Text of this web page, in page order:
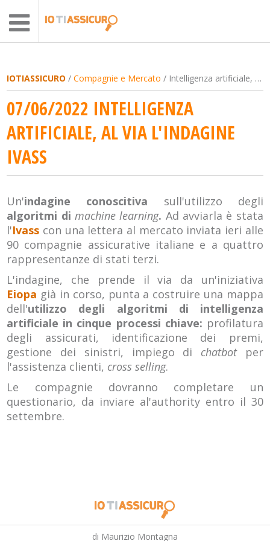
IOTIASSICURO /Compagnie e Mercato / Intelligenza artificiale, al via l'indagine Ivass
07/06/2022 INTELLIGENZA
ARTIFICIALE, AL VIA L'INDAGINE
IVASS
Un'indagine conoscitiva sull'utilizzo degli
algoritmi di machine learning. Ad avviarla è stata
l'Ivass con una lettera al mercato inviata ieri alle
90 compagnie assicurative italiane e a quattro
rappresentanze di stati terzi.
L'indagine, che prende il via da un'iniziativa
Eiopa già in corso, punta a costruire una mappa
dell'utilizzo degli algoritmi di intelligenza
artificiale in cinque processi chiave: profilatura
degli assicurati, identificazione dei premi,
gestione dei sinistri, impiego di chatbot per
l'assistenza clienti, cross selling.
Le compagnie dovranno completare un
questionario, da inviare al'authority entro il 30
settembre.
di Maurizio Montagna